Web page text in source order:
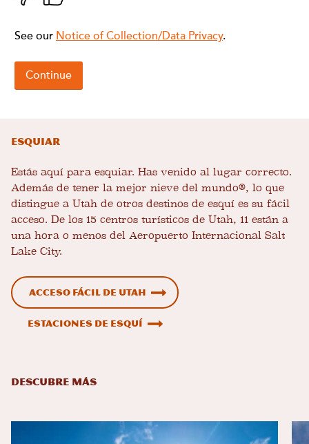
Esquiar
Estás aquí para esquiar. Has venido al lugar correcto.
Además de tener la mejor nieve del mundo®, lo que
distingue a Utah de otros destinos de esquí es su fácil
acceso. De los 15 centros turísticos de Utah, 11 están a
una hora o menos del Aeropuerto Internacional Salt
Lake City.
Acceso fácil de Utah
Estaciones de esquí
DESCUBRE MÁS